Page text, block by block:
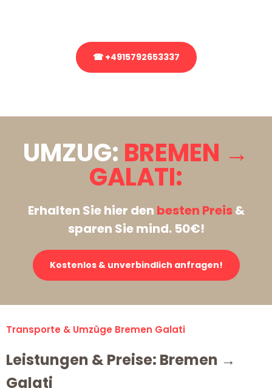
☎ +4915792653337
UMZUG: BREMEN →
GALATI:
Erhalten Sie hier den besten Preis&
sparen Sie mind. 50€!
Kostenlos & unverbindlich anfragen!
Transporte & Umzüge Bremen Galati
Leistungen & Preise: Bremen →
Galati